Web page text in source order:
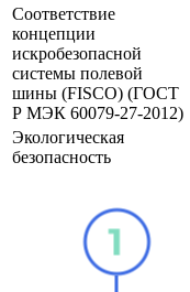
Соответствие
концепции
искробезопасной
системы полевой
шины (FISCO) (ГОСТ
Р МЭК 60079-27-2012)
Экологическая
безопасность